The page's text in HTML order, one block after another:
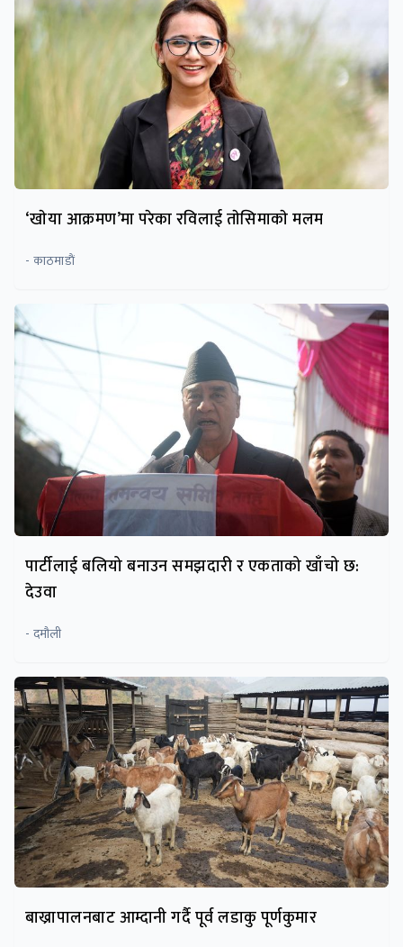
‘खाेया आक्रमण’मा परेका रविलाई ताेसिमाकाे मलम
- काठमाडाैं
पार्टीलाई बलियो बनाउन समझदारी र एकताको खाँचो छ:
देउवा
- दमौली
बाख्रापालनबाट आम्दानी गर्दै पूर्व लडाकु पूर्णकुमार